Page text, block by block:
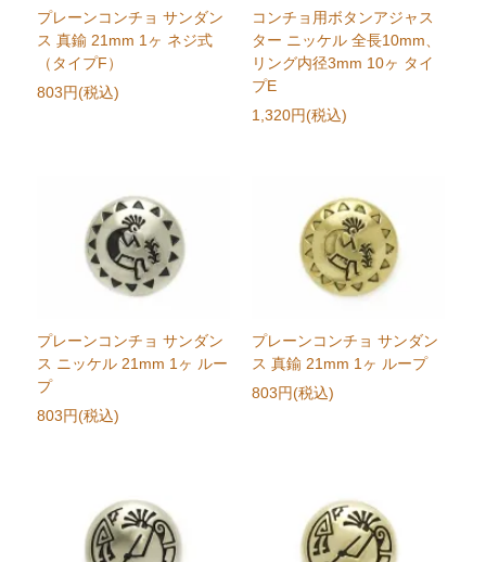
プレーンコンチョ サンダン
ス 真鍮 21mm 1ヶ ネジ式
（タイプF）
803円(税込)
コンチョ用ボタンアジャス
ター ニッケル 全長10mm、
リング内径3mm 10ヶ タイ
プE
1,320円(税込)
プレーンコンチョ サンダン
ス ニッケル 21mm 1ヶ ルー
プ
803円(税込)
プレーンコンチョ サンダン
ス 真鍮 21mm 1ヶ ループ
803円(税込)